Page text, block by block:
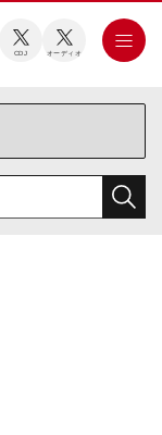
CDJ オーディオ